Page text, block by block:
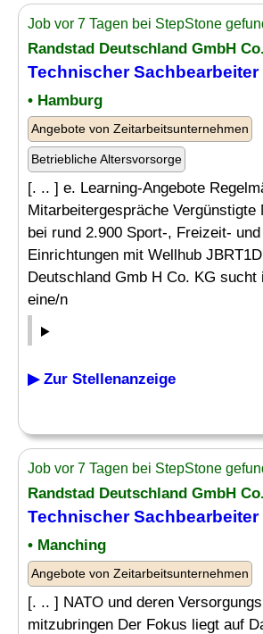
Job vor 7 Tagen bei StepStone
Randstad Deutschland GmbH
Technischer Sachbearbeiter
• Hamburg
Angebote von Zeitarbeitsunternehmen
Betriebliche Altersvorsorge
[. .. ] e. Learning-Angebote
Mitarbeitergespräche Vergünstigte
bei rund 2.900 Sport-, Freizeit-
Einrichtungen mit Wellhub
Deutschland Gmb H Co. KG sucht
eine/n
▶ Zur Stellenanzeige
Job vor 7 Tagen bei StepStone
Randstad Deutschland GmbH
Technischer Sachbearbeiter
• Manching
Angebote von Zeitarbeitsunternehmen
[. .. ] NATO und deren
mitzubringen Der Fokus liegt auf